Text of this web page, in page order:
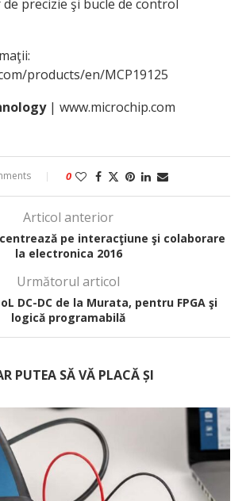
precizie şi bucle de control
products/en/MCP19125
| www.microchip.com
0
Articol anterior
pe interacţiune şi colaborare
la electronica 2016
Următorul articol
DC-DC de la Murata, pentru FPGA şi
logică programabilă
PUTEA SĂ VĂ PLACĂ ȘI